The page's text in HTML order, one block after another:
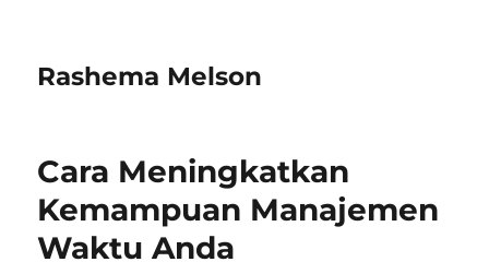
Rashema Melson
Cara Meningkatkan
Kemampuan Manajemen
Waktu Anda